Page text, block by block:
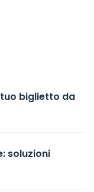
tuo biglietto da
soluzioni